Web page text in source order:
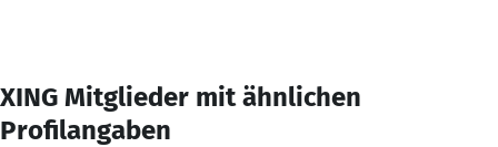
XING Mitglieder mit ähnlichen
Profilangaben